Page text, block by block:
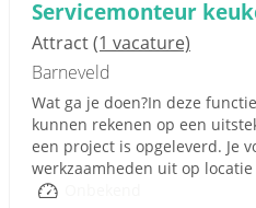
Servicemonteur
Attract(1 vacature)
Barneveld
Wat ga je doen?In deze
kunnen rekenen op een
een project is opgeleverd. Je
werkzaamheden uit op